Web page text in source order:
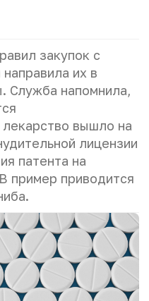
закупок с
их в
Служба напомнила,
вышло на
лицензии
патента на
пример приводится